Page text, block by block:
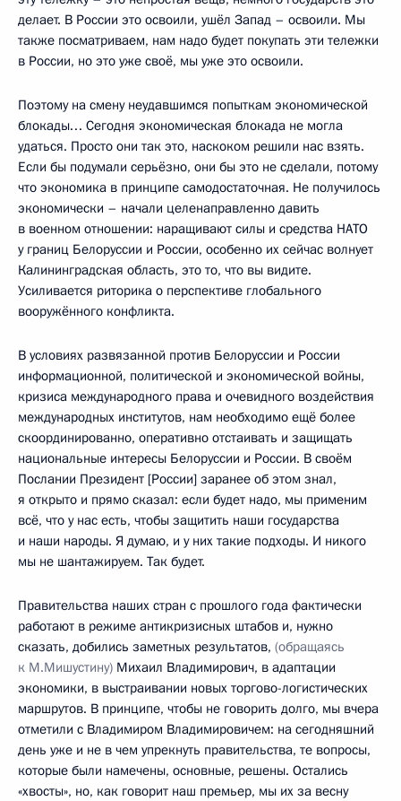
делает. В России это освоили, ушёл Запад – освоили. Мы
также посматриваем, нам надо будет покупать эти тележки
в России, но это уже своё, мы уже это освоили.
Поэтому на смену неудавшимся попыткам экономической
блокады… Сегодня экономическая блокада не могла
удаться. Просто они так это, наскоком решили нас взять.
Если бы подумали серьёзно, они бы это не сделали, потому
что экономика в принципе самодостаточная. Не получилось
экономически – начали целенаправленно давить
в военном отношении: наращивают силы и средства НАТО
у границ Белоруссии и России, особенно их сейчас волнует
Калининградская область, это то, что вы видите.
Усиливается риторика о перспективе глобального
вооружённого конфликта.
В условиях развязанной против Белоруссии и России
информационной, политической и экономической войны,
кризиса международного права и очевидного воздействия
международных институтов, нам необходимо ещё более
скоординированно, оперативно отстаивать и защищать
национальные интересы Белоруссии и России. В своём
Послании Президент [России] заранее об этом знал,
я открыто и прямо сказал: если будет надо, мы применим
всё, что у нас есть, чтобы защитить наши государства
и наши народы. Я думаю, и у них такие подходы. И никого
мы не шантажируем. Так будет.
Правительства наших стран с прошлого года фактически
работают в режиме антикризисных штабов и, нужно
сказать, добились заметных результатов, (обращаясь
к М.Мишустину) Михаил Владимирович, в адаптации
экономики, в выстраивании новых торгово-логистических
маршрутов. В принципе, чтобы не говорить долго, мы вчера
отметили с Владимиром Владимировичем: на сегодняшний
день уже и не в чем упрекнуть правительства, те вопросы,
которые были намечены, основные, решены. Остались
«хвосты», но, как говорит наш премьер, мы их за весну